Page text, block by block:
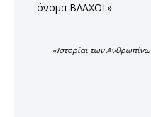
όνομα ΒΛΑΧΟΙ.»
«Ιστορίαι των